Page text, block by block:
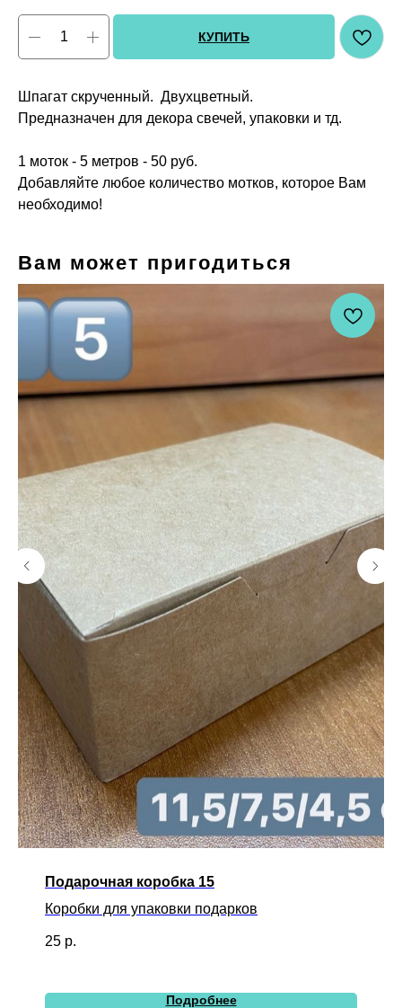
КУПИТЬ
Шпагат скрученный. Двухцветный.
Предназначен для декора свечей, упаковки и тд.
1 моток - 5 метров - 50 руб.
Добавляйте любое количество мотков, которое Вам
необходимо!
Вам может пригодиться
Подарочная коробка 15
Коробки для упаковки подарков
25 р.
Подробнее